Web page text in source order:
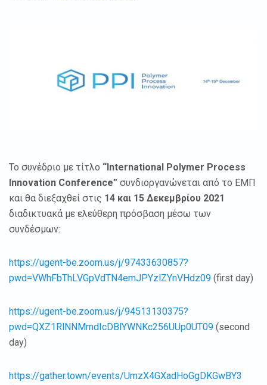
Το συνέδριο με τίτλο “International Polymer Process
Innovation Conference” συνδιοργανώνεται από το ΕΜΠ
και θα διεξαχθεί στις 14 και 15 Δεκεμβρίου 2021
διαδικτυακά με ελεύθερη πρόσβαση μέσω των
συνδέσμων:
https://ugent-be.zoom.us/j/97433630857?
pwd=VWhFbThLVGpVdTN4emJPYzlZYnVHdz09 (first day)
https://ugent-be.zoom.us/j/94513130375?
pwd=QXZ1RlNNMmdIcDBlYWNKc256UUp0UT09 (second
day)
https://gather.town/events/UmzX4GXadHoGgDKGwBY3